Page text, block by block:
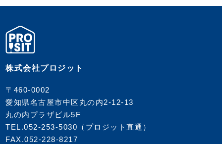
株式会社プロジット
〒460-0002
愛知県名古屋市中区丸の内2-12-13
丸の内プラザビル5F
TEL.052-253-5030 （プロジット直通）
FAX.052-228-8217